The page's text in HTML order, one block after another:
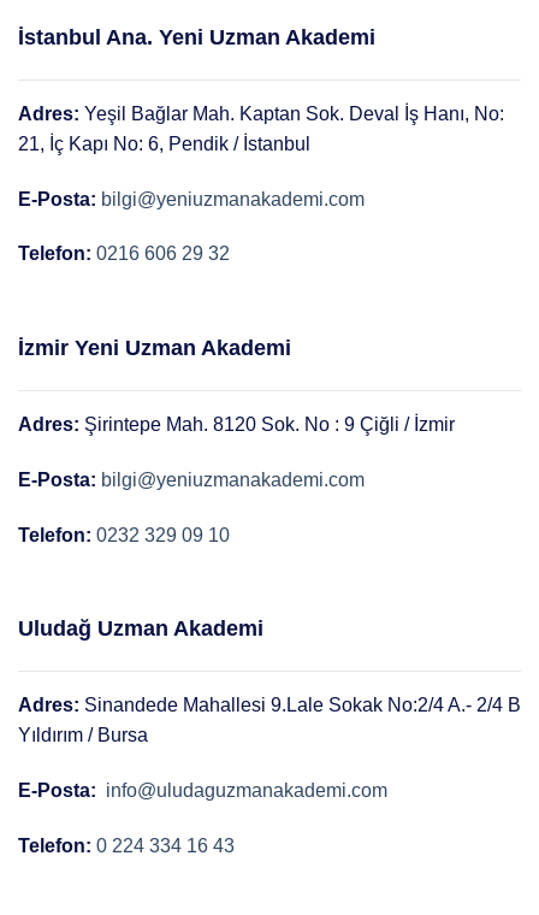
İstanbul Ana. Yeni Uzman Akademi
Adres: Yeşil Bağlar Mah. Kaptan Sok. Deval İş Hanı, No:
21, İç Kapı No: 6, Pendik / İstanbul
E-Posta: bilgi@yeniuzmanakademi.com
Telefon: 0216 606 29 32
İzmir Yeni Uzman Akademi
Adres: Şirintepe Mah. 8120 Sok. No : 9 Çiğli / İzmir
E-Posta: bilgi@yeniuzmanakademi.com
Telefon: 0232 329 09 10
Uludağ Uzman Akademi
Adres: Sinandede Mahallesi 9.Lale Sokak No:2/4 A.- 2/4 B
Yıldırım / Bursa
E-Posta: info@uludaguzmanakademi.com
Telefon: 0 224 334 16 43